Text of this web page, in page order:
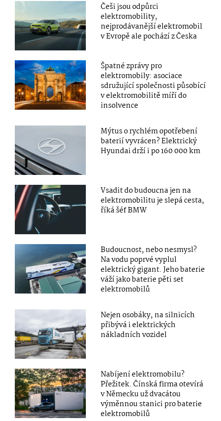
Češi jsou odpůrci
elektromobility,
nejprodávanější elektromobil
v Evropě ale pochází z Česka
Špatné zprávy pro
elektromobily: asociace
sdružující společnosti působící
v elektromobilitě míří do
insolvence
Mýtus o rychlém opotřebení
baterií vyvrácen? Elektrický
Hyundai drží i po 160 000 km
Vsadit do budoucna jen na
elektromobilitu je slepá cesta,
říká šéf BMW
Budoucnost, nebo nesmysl?
Na vodu poprvé vyplul
elektrický gigant. Jeho baterie
váží jako baterie pěti set
elektromobilů
Nejen osobáky, na silnicích
přibývá i elektrických
nákladních vozidel
Nabíjení elektromobilu?
Přežitek. Čínská firma otevírá
v Německu už dvacátou
výměnnou stanici pro baterie
elektromobilů